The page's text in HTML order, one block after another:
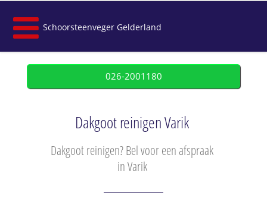
Schoorsteenveger Gelderland
026-2001180
Dakgoot reinigen Varik
Dakgoot reinigen? Bel voor een afspraak
in Varik